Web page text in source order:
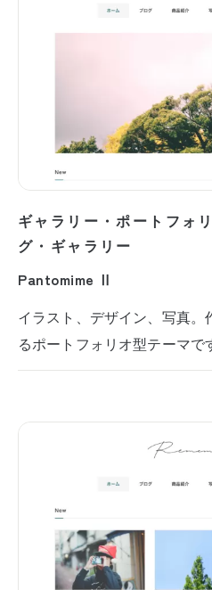
ギャラリー・ポートフォ
グ・ギャラリー
Pantomime Ⅱ
イラスト、デザイン、写真
るポートフォリオ型テーマで